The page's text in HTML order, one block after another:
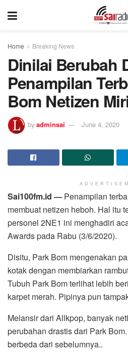
Home Breaking News
Dinilai Berubah
Penampilan
Bom Netizen
by adminsai June 4, 2020
Sai100fm.id — Penampilan
membuat netizen heboh. Hal itu
personel 2NE1 ini menghadiri
Awards pada Rabu (3/6/2020).
Disitu, Park Bom mengenakan
kotak dengan membiarkan
Tubuh Park Bom terlihat lebih
karpet merah. Pipinya pun
Melansir dari Allkpop, banyak
perubahan drastis dari Park
berbeda dari sebelumnya..